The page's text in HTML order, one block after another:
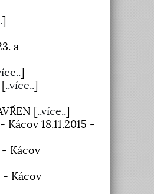
]
a
]
[..více..]
[..více..]
18.11.2015 -
Kácov
Kácov